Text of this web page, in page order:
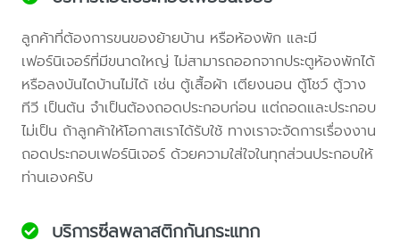
ลูกค้าที่ต้องการขนของย้ายบ้าน หรือห้องพัก และมี
เฟอร์นิเจอร์ที่มีขนาดใหญ่ ไม่สามารถออกจากประตูห้องพักได้
หรือลงบันไดบ้านไม่ได้ เช่น ตู้เสื้อผ้า เตียงนอน ตู้โชว์ ตู้วาง
ทีวี เป็นต้น จำเป็นต้องถอดประกอบก่อน แต่ถอดและประกอบ
ไม่เป็น ถ้าลูกค้าให้โอกาสเราได้รับใช้ ทางเราจะจัดการเรื่องงาน
ถอดประกอบเฟอร์นิเจอร์ ด้วยความใส่ใจในทุกส่วนประกอบให้
ท่านเองครับ
บริการซีลพลาสติกกันกระแทก